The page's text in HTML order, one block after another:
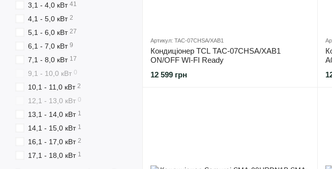
Артикул: TAC-07CHSA/XAB1
Кондиціонер TCL TAC-07CHSA/XAB1
ON/OFF WI-FI Ready
12 599 грн
3,1 - 4,0 кВт 41
4,1 - 5,0 кВт 2
5,1 - 6,0 кВт 27
6,1 - 7,0 кВт 9
7,1 - 8,0 кВт 17
9,1 - 10,0 кВт 0
10,1 - 11,0 кВт 2
12,1 - 13,0 кВт 0
13,1 - 14,0 кВт 1
14,1 - 15,0 кВт 1
16,1 - 17,0 кВт 2
17,1 - 18,0 кВт 1